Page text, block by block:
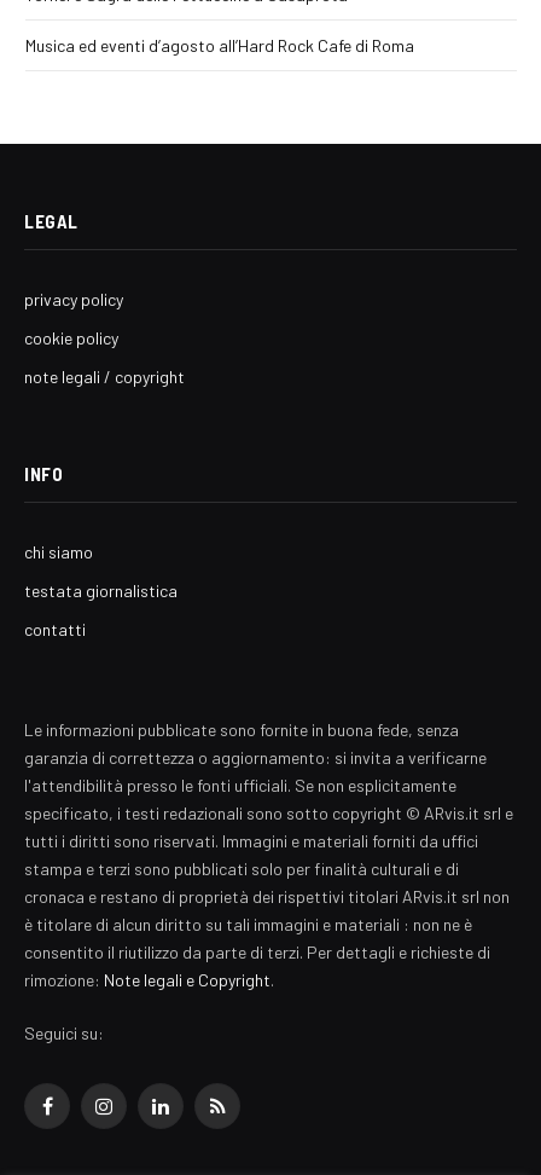
Musica ed eventi d’agosto all’Hard Rock Cafe di Roma
LEGAL
privacy policy
cookie policy
note legali / copyright
INFO
chi siamo
testata giornalistica
contatti
Le informazioni pubblicate sono fornite in buona fede, senza
garanzia di correttezza o aggiornamento: si invita a verificarne
l'attendibilità presso le fonti ufficiali. Se non esplicitamente
specificato, i testi redazionali sono sotto copyright © ARvis.it srl e
tutti i diritti sono riservati. Immagini e materiali forniti da uffici
stampa e terzi sono pubblicati solo per finalità culturali e di
cronaca e restano di proprietà dei rispettivi titolari ARvis.it srl non
è titolare di alcun diritto su tali immagini e materiali : non ne è
consentito il riutilizzo da parte di terzi. Per dettagli e richieste di
rimozione: Note legali e Copyright.
Seguici su:
FacebookInstagramLinkedInRSS